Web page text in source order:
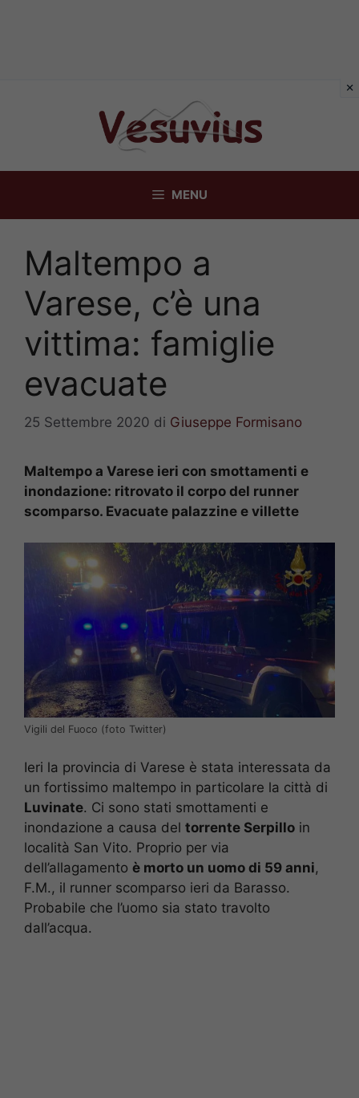
MENU
Maltempo a
Varese, c’è una
vittima: famiglie
evacuate
25 Settembre 2020 di Giuseppe Formisano
Maltempo a Varese ieri con smottamenti e
inondazione: ritrovato il corpo del runner
scomparso. Evacuate palazzine e villette
Vigili del Fuoco (foto Twitter)
Ieri la provincia di Varese è stata interessata da
un fortissimo maltempo in particolare la città di
Luvinate. Ci sono stati smottamenti e
inondazione a causa del torrente Serpillo in
località San Vito. Proprio per via
dell’allagamento è morto un uomo di 59 anni,
F.M., il runner scomparso ieri da Barasso.
Probabile che l’uomo sia stato travolto
dall’acqua.